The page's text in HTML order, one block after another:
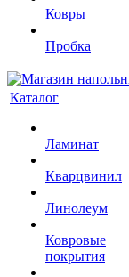
Ковры
Пробка
Каталог
Ламинат
Кварцвинил
Линолеум
Ковровые
покрытия